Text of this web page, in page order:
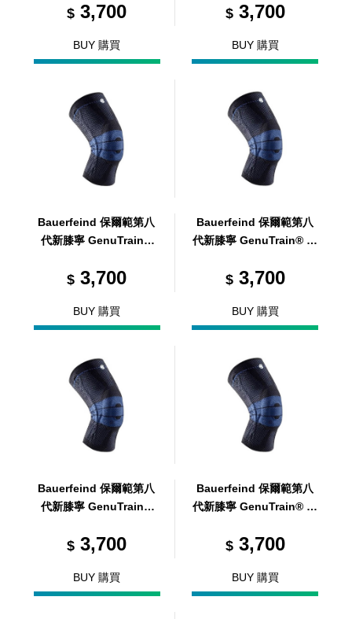
$3,700
BUY 購買
$3,700
BUY 購買
Bauerfeind 保爾範第八
代新膝寧 GenuTrain®
$3,700
BUY 購買
Bauerfeind 保爾範第八
代新膝寧 GenuTrain® 黑
$3,700
BUY 購買
Bauerfeind 保爾範第八
代新膝寧 GenuTrain®
$3,700
BUY 購買
Bauerfeind 保爾範第八
代新膝寧 GenuTrain® 黑
$3,700
BUY 購買